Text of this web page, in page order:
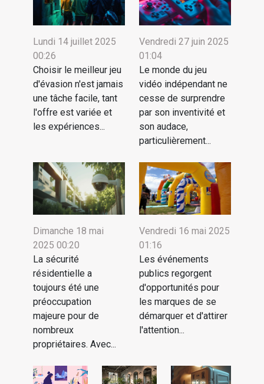
Lundi 14 juillet 2025
00:26
Choisir le meilleur jeu
d'évasion n'est jamais
une tâche facile, tant
l'offre est variée et
les expériences...
Vendredi 27 juin 2025
01:04
Le monde du jeu
vidéo indépendant ne
cesse de surprendre
par son inventivité et
son audace,
particulièrement...
Dimanche 18 mai
2025 00:20
La sécurité
résidentielle a
toujours été une
préoccupation
majeure pour de
nombreux
propriétaires. Avec...
Vendredi 16 mai 2025
01:16
Les événements
publics regorgent
d'opportunités pour
les marques de se
démarquer et d'attirer
l'attention...